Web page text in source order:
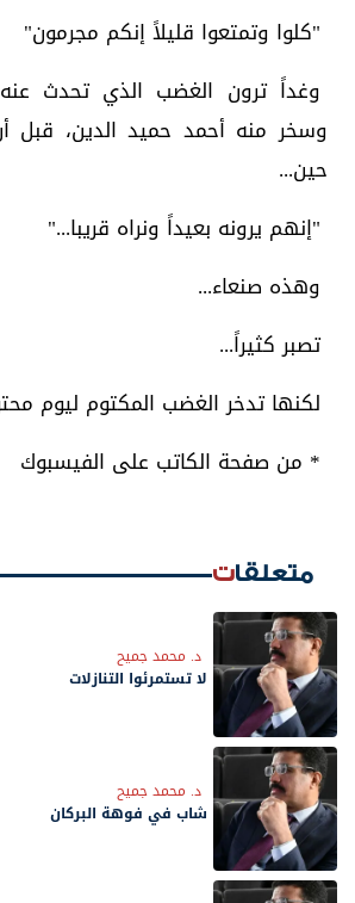
"كلوا وتمتعوا قليلاً إنكم مجرمون"
وغداً ترون الغضب الذي تحدث عنه
وسخر منه أحمد حميد الدين، قبل
حين...
"إنهم يرونه بعيداً ونراه قريبا..."
وهذه صنعاء...
تصبر كثيراً...
لكنها تدخر الغضب المكتوم ليوم
* من صفحة الكاتب على الفيسبوك
متعلقات
د. محمد جميح
لا تستمرئوا التنازلات
د. محمد جميح
شاب في فوهة البركان